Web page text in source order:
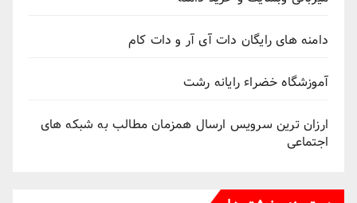
دامنه های رایگان دات آی آر و دات کام
آموزشگاه خضراء رایانه رشت
ارزان ترین سرویس ارسال همزمان مطالب به شبکه های
اجتماعی